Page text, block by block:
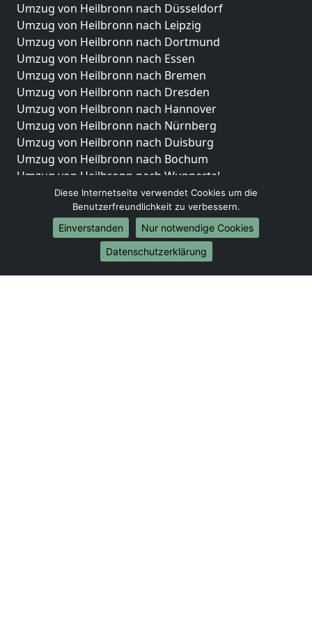
Umzug von Heilbronn nach Düsseldorf
Umzug von Heilbronn nach Leipzig
Umzug von Heilbronn nach Dortmund
Umzug von Heilbronn nach Essen
Umzug von Heilbronn nach Bremen
Umzug von Heilbronn nach Dresden
Umzug von Heilbronn nach Hannover
Umzug von Heilbronn nach Nürnberg
Umzug von Heilbronn nach Duisburg
Umzug von Heilbronn nach Bochum
Umzug von Heilbronn nach Wuppertal
Umzug von Heilbronn nach Bielefeld
Umzug von Heilbronn nach Bonn
Umzug von Heilbronn nach Münster
Internationale-Umzüge
Umzug von Heilbronn nach Brasilien
Diese Internetseite verwendet Cookies um die
Benutzerfreundlichkeit zu verbessern.
Einverstanden
Nur notwendige Cookies
Datenschutzerklärung